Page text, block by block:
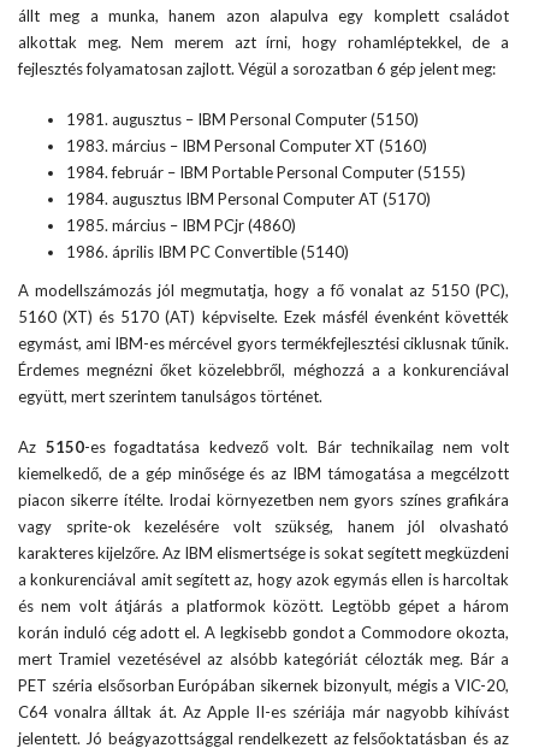
állt meg a munka, hanem azon alapulva egy komplett családot
alkottak meg. Nem merem azt írni, hogy rohamléptekkel, de a
fejlesztés folyamatosan zajlott. Végül a sorozatban 6 gép jelent meg:
1981. augusztus – IBM Personal Computer (5150)
1983. március – IBM Personal Computer XT (5160)
1984. február – IBM Portable Personal Computer (5155)
1984. augusztus IBM Personal Computer AT (5170)
1985. március – IBM PCjr (4860)
1986. április IBM PC Convertible (5140)
A modellszámozás jól megmutatja, hogy a fő vonalat az 5150 (PC),
5160 (XT) és 5170 (AT) képviselte. Ezek másfél évenként követték
egymást, ami IBM-es mércével gyors termékfejlesztési ciklusnak tűnik.
Érdemes megnézni őket közelebbről, méghozzá a a konkurenciával
együtt, mert szerintem tanulságos történet.
Az 5150-es fogadtatása kedvező volt. Bár technikailag nem volt
kiemelkedő, de a gép minősége és az IBM támogatása a megcélzott
piacon sikerre ítélte. Irodai környezetben nem gyors színes grafikára
vagy sprite-ok kezelésére volt szükség, hanem jól olvasható
karakteres kijelzőre. Az IBM elismertsége is sokat segített megküzdeni
a konkurenciával amit segített az, hogy azok egymás ellen is harcoltak
és nem volt átjárás a platformok között. Legtöbb gépet a három
korán induló cég adott el. A legkisebb gondot a Commodore okozta,
mert Tramiel vezetésével az alsóbb kategóriát célozták meg. Bár a
PET széria elsősorban Európában sikernek bizonyult, mégis a VIC-20,
C64 vonalra álltak át. Az Apple II-es szériája már nagyobb kihívást
jelentett. Jó beágyazottsággal rendelkezett az felsőoktatásban és az